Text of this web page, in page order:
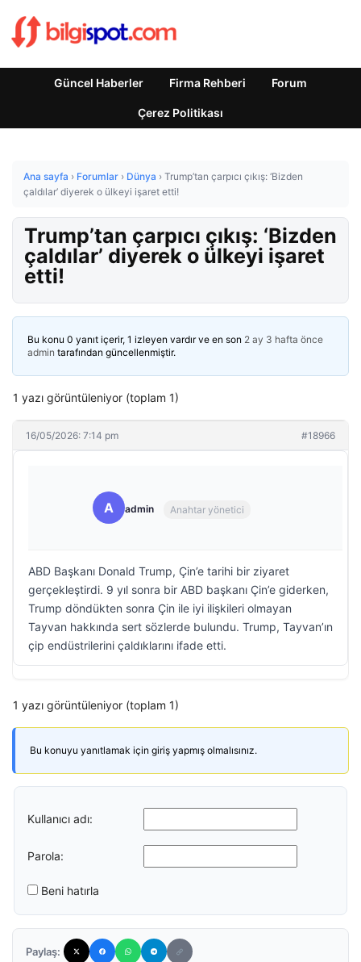
Güncel Haberler Firma Rehberi Forum
Çerez Politikası
Ana sayfa › Forumlar › Dünya › Trump’tan çarpıcı çıkış: ‘Bizden
çaldılar’ diyerek o ülkeyi işaret etti!
Trump’tan çarpıcı çıkış: ‘Bizden
çaldılar’ diyerek o ülkeyi işaret
etti!
Bu konu 0 yanıt içerir, 1 izleyen vardır ve en son 2 ay 3 hafta önce
admin tarafından güncellenmiştir.
1 yazı görüntüleniyor (toplam 1)
16/05/2026: 7:14 pm #18966
A admin Anahtar yönetici
ABD Başkanı Donald Trump, Çin’e tarihi bir ziyaret
gerçekleştirdi. 9 yıl sonra bir ABD başkanı Çin’e giderken,
Trump döndükten sonra Çin ile iyi ilişkileri olmayan
Tayvan hakkında sert sözlerde bulundu. Trump, Tayvan’ın
çip endüstrilerini çaldıklarını ifade etti.
1 yazı görüntüleniyor (toplam 1)
Bu konuyu yanıtlamak için giriş yapmış olmalısınız.
Kullanıcı adı:
Parola:
Beni hatırla
Paylaş: